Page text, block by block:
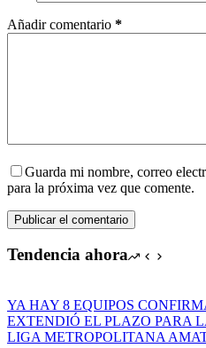
Añadir comentario *
Guarda mi nombre, correo
para la próxima vez que comente.
Publicar el comentario
Tendencia ahora
YA HAY 8 EQUIPOS
EXTENDIÓ EL PLAZO PARA
LIGA METROPOLITANA